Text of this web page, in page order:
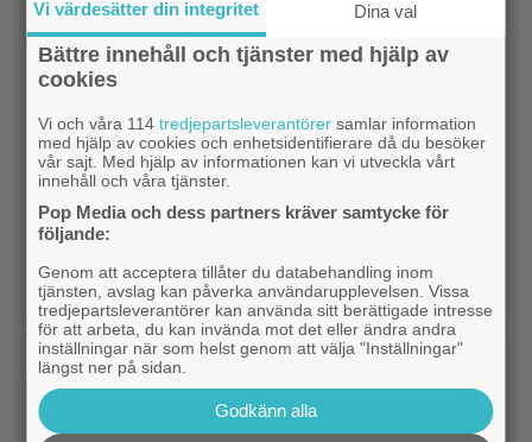
Vi värdesätter din integritet Dina val
Bättre innehåll och tjänster med hjälp av
cookies
Vi och våra 114tredjepartsleverantörer samlar information
med hjälp av cookies och enhetsidentifierare då du besöker
vår sajt. Med hjälp av informationen kan vi utveckla vårt
innehåll och våra tjänster.
Pop Media och dess partners kräver samtycke för
följande:
Genom att acceptera tillåter du databehandling inom
tjänsten, avslag kan påverka användarupplevelsen. Vissa
tredjepartsleverantörer kan använda sitt berättigade intresse
för att arbeta, du kan invända mot det eller ändra andra
inställningar när som helst genom att välja "Inställningar"
längst ner på sidan.
Godkänn alla